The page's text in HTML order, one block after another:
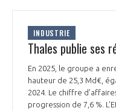
PRÉSENTATION
NOTRE VISION
NOS MISSIONS
ORGANISATION
LE CONSEIL DU GIFAS
FONCTIONNEMENT
9
23
24
31
INDUSTRIE
Thales publie ses
En 2025, le groupe a
hauteur de 25,3 Md€,
2024. Le chiffre
progression de 7,6 %.